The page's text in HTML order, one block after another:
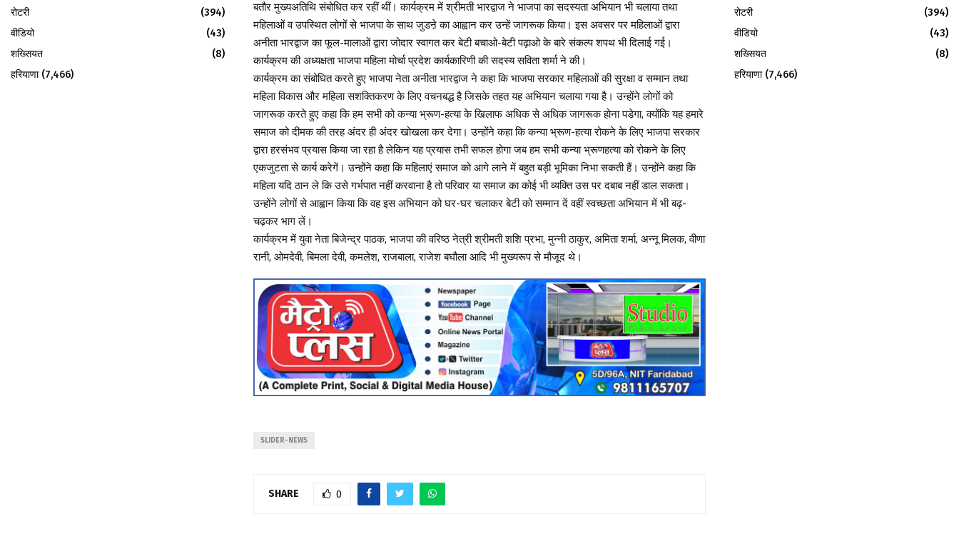
बतौर मुख्यअतिथि संबोधित कर रहीं थीं। कार्यक्रम में श्रीमती भारद्वाज ने भाजपा का सदस्यता अभियान भी चलाया तथा
महिलाओं व उपस्थित लोगों से भाजपा के साथ जुडऩे का आह्वान कर उन्हें जागरूक किया। इस अवसर पर महिलाओं द्वारा
अनीता भारद्वाज का फूल-मालाओं द्वारा जोदार स्वागत कर बेटी बचाओ-बेटी पढ़ाओ के बारे संकल्प शपथ भी दिलाई गई।
कार्यक्रम की अध्यक्षता भाजपा महिला मोर्चा प्रदेश कार्यकारिणी की सदस्य सविता शर्मा ने की।
कार्यक्रम का संबोधित करते हुए भाजपा नेता अनीता भारद्वाज ने कहा कि भाजपा सरकार महिलाओं की सुरक्षा व सम्मान तथा
महिला विकास और महिला सशक्तिकरण के लिए वचनबद्ध है जिसके तहत यह अभियान चलाया गया है। उन्होंने लोगों को
जागरूक करते हुए कहा कि हम सभी को कन्या भ्रूण-हत्या के खिलाफ अधिक से अधिक जागरूक होना पडेगा, क्योंकि यह हमारे
समाज को दीमक की तरह अंदर ही अंदर खोखला कर देगा। उन्होंने कहा कि कन्या भ्रूण-हत्या रोकने के लिए भाजपा सरकार
द्वारा हरसंभव प्रयास किया जा रहा है लेकिन यह प्रयास तभी सफल होगा जब हम सभी कन्या भ्रूणहत्या को रोकने के लिए
एकजुटता से कार्य करेगें। उन्होंने कहा कि महिलाएं समाज को आगे लाने में बहुत बड़ी भूमिका निभा सकती हैं। उन्होंने कहा कि
महिला यदि ठान ले कि उसे गर्भपात नहीं करवाना है तो परिवार या समाज का कोई भी व्यक्ति उस पर दबाब नहीं डाल सकता।
उन्होंने लोगों से आह्वान किया कि वह इस अभियान को घर-घर चलाकर बेटी को सम्मान दें वहीं स्वच्छता अभियान में भी बढ़-
चढ़कर भाग लें।
कार्यक्रम में युवा नेता बिजेन्द्र पाठक, भाजपा की वरिष्ठ नेत्री श्रीमती शशि प्रभा, मुन्नी ठाकुर, अमिता शर्मा, अन्नू मिलक, वीणा
रानी, ओमदेवी, बिमला देवी, कमलेश, राजबाला, राजेश बघौला आदि भी मुख्यरूप से मौजूद थे।
SLIDER-NEWS
SHARE 0
रोटरी
(394)
वीडियो
(43)
शख्सियत
(8)
हरियाणा(7,466)
रोटरी
(394)
वीडियो
(43)
शख्सियत
(8)
हरियाणा(7,466)